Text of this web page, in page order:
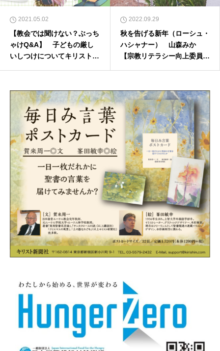
2021.05.02
【教会では聞けない？ぶっち
ゃけQ&A】 子どもの厳し
いしつけについてキリスト教
2022.09.29
秋を告げる新年（ローシュ・
ハシャナー） 山森みか
【宗教リテラシー向上委員